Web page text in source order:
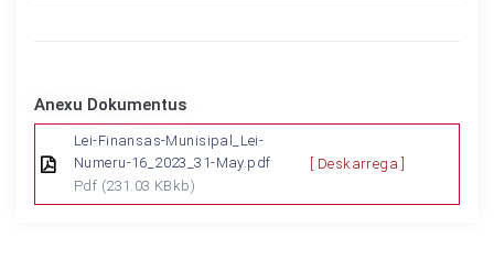
Anexu Dokumentus
Lei-Finansas-Munisipal_Lei-
Numeru-16_2023_31-May.pdf
Pdf (231.03 KBkb)
[ Deskarrega ]